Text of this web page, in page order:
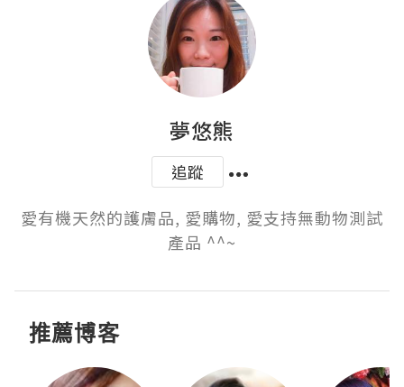
夢悠熊
追蹤
愛有機天然的護膚品, 愛購物, 愛支持無動物測試
產品 ^^~
推薦博客